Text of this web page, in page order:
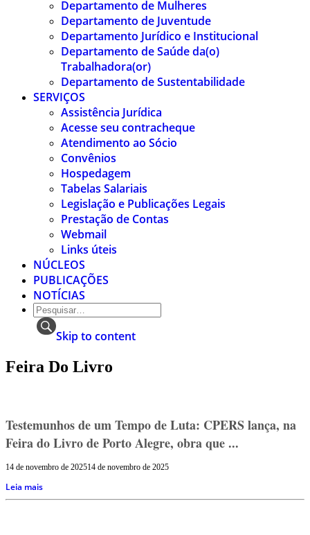
Departamento de Mulheres
Departamento de Juventude
Departamento Jurídico e Institucional
Departamento de Saúde da(o)
Trabalhadora(or)
Departamento de Sustentabilidade
SERVIÇOS
Assistência Jurídica
Acesse seu contracheque
Atendimento ao Sócio
Convênios
Hospedagem
Tabelas Salariais
Legislação e Publicações Legais
Prestação de Contas
Webmail
Links úteis
NÚCLEOS
PUBLICAÇÕES
NOTÍCIAS
Skip to content
Feira Do Livro
Testemunhos de um Tempo de Luta: CPERS lança, na
Feira do Livro de Porto Alegre, obra que ...
14 de novembro de 202514 de novembro de 2025
Leia mais